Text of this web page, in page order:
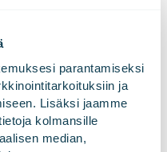
parantamiseksi
ja
Lisäksi jaamme
kolmansille
median,
yhdistämiseen
hyödyntämiseen
sekä vastuullisuuden
yrityksissä.
tahansa kaikista